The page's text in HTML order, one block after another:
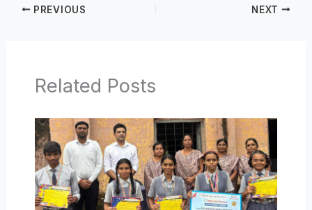
PREVIOUS NEXT
Related Posts